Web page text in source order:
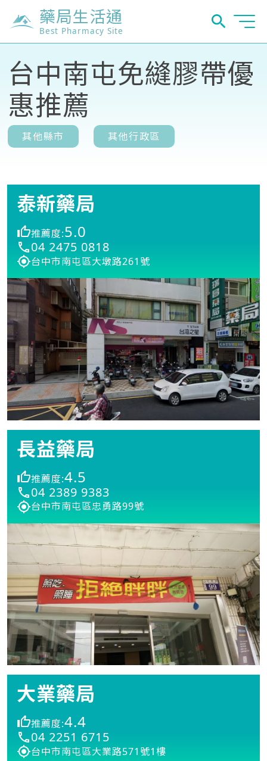
藥局生活通
Best Pharmacy Site
台中南屯免縫膠帶優
惠推薦
其他縣市 其他行政區
泰新藥局
推薦度:5.0
04 2475 0818
台中市南屯區大墩路261號
長益藥局
推薦度:4.5
04 2389 9383
台中市南屯區忠勇路99號
大業藥局
推薦度:4.4
04 2251 6715
台中市南屯區大業路571號1樓